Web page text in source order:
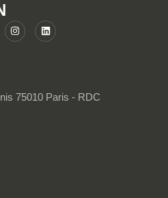
75010 Paris - RDC